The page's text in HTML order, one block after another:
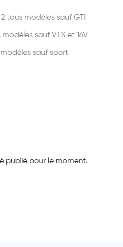
tous modèles sauf GTI
sauf VTS et 16V
sauf sport
publié pour le moment.